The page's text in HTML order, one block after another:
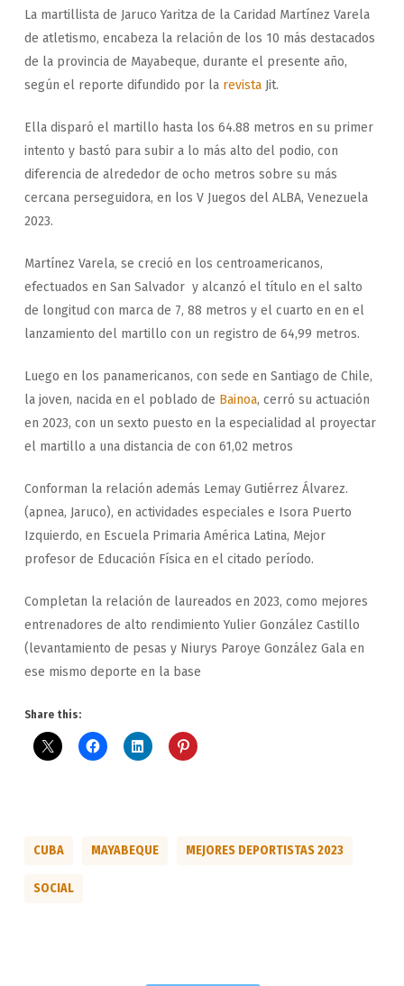
La martillista de Jaruco Yaritza de la Caridad Martínez Varela
de atletismo, encabeza la relación de los 10 más destacados
de la provincia de Mayabeque, durante el presente año,
según el reporte difundido por la revistaJit.
Ella disparó el martillo hasta los 64.88 metros en su primer
intento y bastó para subir a lo más alto del podio, con
diferencia de alrededor de ocho metros sobre su más
cercana perseguidora, en los V Juegos del ALBA, Venezuela
2023.
Martínez Varela, se creció en los centroamericanos,
efectuados en San Salvador y alcanzó el título en el salto
de longitud con marca de 7, 88 metros y el cuarto en en el
lanzamiento del martillo con un registro de 64,99 metros.
Luego en los panamericanos, con sede en Santiago de Chile,
la joven, nacida en el poblado de Bainoa, cerró su actuación
en 2023, con un sexto puesto en la especialidad al proyectar
el martillo a una distancia de con 61,02 metros
Conforman la relación además Lemay Gutiérrez Álvarez.
(apnea, Jaruco), en actividades especiales e Isora Puerto
Izquierdo, en Escuela Primaria América Latina, Mejor
profesor de Educación Física en el citado período.
Completan la relación de laureados en 2023, como mejores
entrenadores de alto rendimiento Yulier González Castillo
(levantamiento de pesas y Niurys Paroye González Gala en
ese mismo deporte en la base
Share this:
CUBA MAYABEQUE MEJORES DEPORTISTAS 2023
SOCIAL